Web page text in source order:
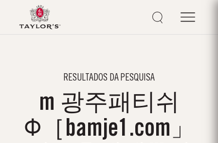
RESULTADOS DA PESQUISA
m 광주패티쉬
Φ［bamje1.com」